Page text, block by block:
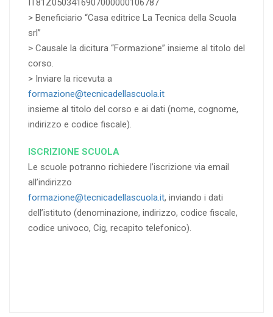
IT81Z0503416907000000106787
> Beneficiario “Casa editrice La Tecnica della Scuola
srl”
> Causale la dicitura “Formazione” insieme al titolo del
corso.
> Inviare la ricevuta a
formazione@tecnicadellascuola.it
insieme al titolo del corso e ai dati (nome, cognome,
indirizzo e codice fiscale).
ISCRIZIONE SCUOLA
Le scuole potranno richiedere l’iscrizione via email
all’indirizzo
formazione@tecnicadellascuola.it, inviando i dati
dell’istituto (denominazione, indirizzo, codice fiscale,
codice univoco, Cig, recapito telefonico).